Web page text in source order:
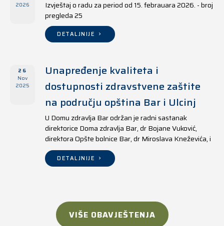
2026
Izvještaj o radu za period od 15. febrauara 2026. - broj
pregleda 25
DETALJNIJE
26
Nov
2025
Unapređenje kvaliteta i
dostupnosti zdravstvene zaštite
na području opština Bar i Ulcinj
U Domu zdravlja Bar održan je radni sastanak
direktorice Doma zdravlja Bar, dr Bojane Vuković,
direktora Opšte bolnice Bar, dr Miroslava Kneževića, i
direktora Doma zdravlja Ulcinj, Kreshnika Mustafe.
DETALJNIJE
VIŠE OBAVJEŠTENJA